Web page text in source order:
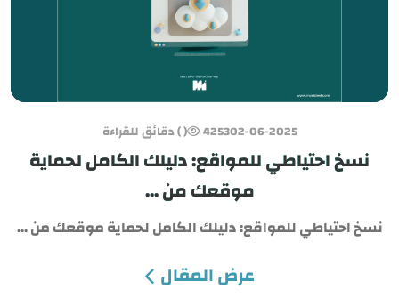
02-06-2025
4253 ( ) دقائق للقراءة
نسخ احتياطي للمواقع: دليلك الكامل لحماية
موقعك من ...
نسخ احتياطي للمواقع: دليلك الكامل لحماية موقعك من ...
عرض المقال